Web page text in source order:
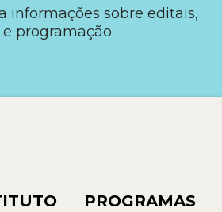
informações sobre editais,
e programação
PROGRAMAS